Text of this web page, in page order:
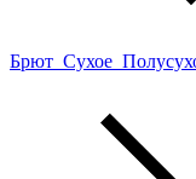
Брют Сухое